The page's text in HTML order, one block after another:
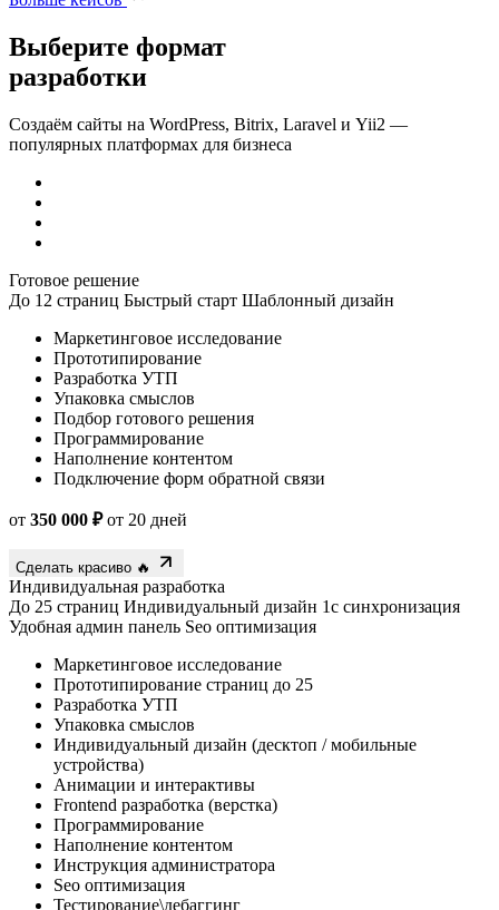
Выберите
разработки
Создаём сайты на WordPress, Bitrix, Laravel и Yii2 —
популярных платформах для бизнеса
Готовое решение
До 12 страниц
Маркетинговое исследование
Прототипирование
Разработка УТП
Упаковка смыслов
Подбор готового решения
Программирование
Наполнение контентом
Подключение форм обратной связи
350 000 ₽от 20 дней
Индивидуальная разработка
До 25 страниц Индивидуальный дизайн
Удобная админ панель Seo оптимизация
Маркетинговое исследование
Прототипирование страниц до 25
Разработка УТП
Упаковка смыслов
Индивидуальный дизайн (десктоп / мобильные
устройства)
Анимации и интерактивы
Frontend разработка (верстка)
Программирование
Наполнение контентом
Инструкция администратора
Seo оптимизация
Тестирование\дебаггинг
Перенос на хостинг и домен